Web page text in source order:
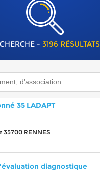
- 3196 RÉSULTATS
35 LADAPT
35700 RENNES
diagnostique